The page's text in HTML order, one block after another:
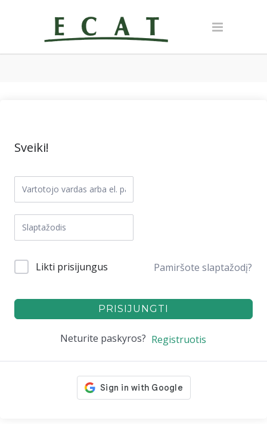
Sveiki!
Likti prisijungus Pamiršote slaptažodį?
PRISIJUNGTI
Neturite paskyros? Registruotis